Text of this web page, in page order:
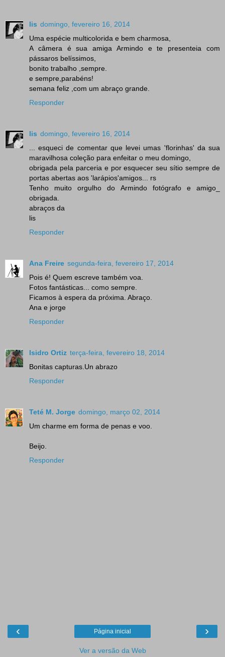
lis domingo, fevereiro 16, 2014
Uma espécie multicolorida e bem charmosa,
A câmera é sua amiga Armindo e te presenteia com
pássaros belíssimos,
bonito trabalho ,sempre.
e sempre,parabéns!
semana feliz ,com um abraço grande.
Responder
lis domingo, fevereiro 16, 2014
... esqueci de comentar que levei umas 'florinhas' da sua
maravilhosa coleção para enfeitar o meu domingo,
obrigada pela parceria e por esquecer seu sítio sempre de
portas abertas aos 'larápios'amigos... rs
Tenho muito orgulho do Armindo fotógrafo e amigo_
obrigada.
abraços da
lis
Responder
Ana Freire segunda-feira, fevereiro 17, 2014
Pois é! Quem escreve também voa.
Fotos fantásticas... como sempre.
Ficamos à espera da próxima. Abraço.
Ana e jorge
Responder
Isidro Ortiz terça-feira, fevereiro 18, 2014
Bonitas capturas.Un abrazo
Responder
Teté M. Jorge domingo, março 02, 2014
Um charme em forma de penas e voo.
Beijo.
Responder
‹ ›
Página inicial
Ver a versão da Web